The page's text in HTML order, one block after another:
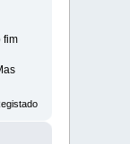
fim